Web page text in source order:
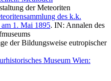
der Meteoriten
des k.k.
am 1. Mai 1895. IN: Annalen des
der Bildungsweise eutropischer
Museum Wien: